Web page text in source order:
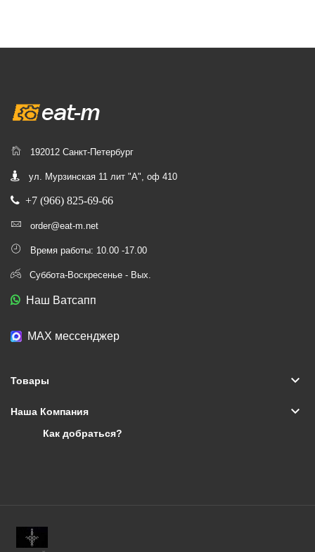
192012 Санкт-Петербург
ул. Мурзинская 11 лит "А", оф 410
+7 (966) 825-69-66
order@eat-m.net
Время работы: 10.00 -17.00
Суббота-Воскресенье - Вых.
Наш Ватсапп
МАХ мессенджер
Товары keyboard_arrow_down
Наша Компания keyboard_arrow_down
Как добраться?